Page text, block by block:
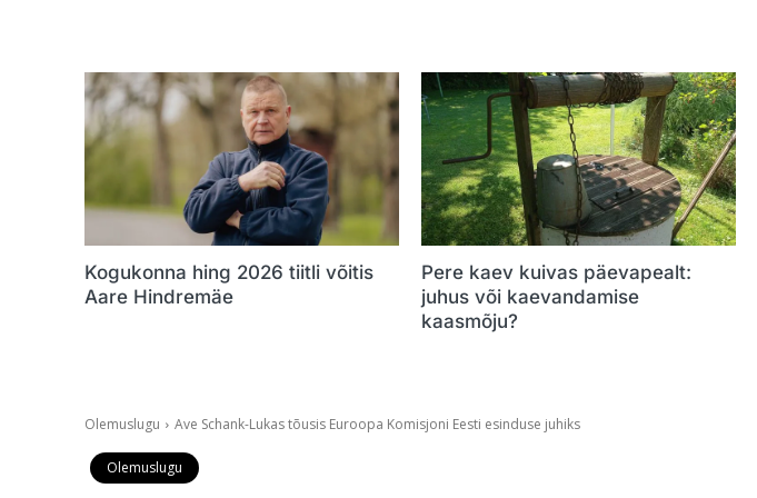
Kogukonna hing 2026 tiitli võitis
Aare Hindremäe
Pere kaev kuivas päevapealt:
juhus või kaevandamise
kaasmõju?